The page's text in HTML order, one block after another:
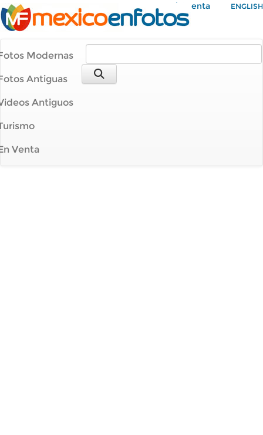
Mi Cuenta ENGLISH
Modernas
Antiguas
Antiguos
Venta